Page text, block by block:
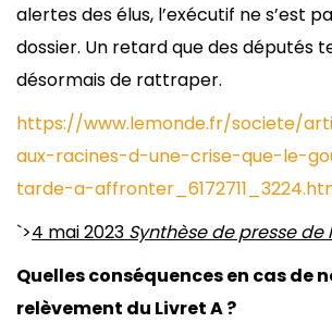
alertes des élus, l’exécutif ne s’est
dossier. Un retard que des députés
désormais de rattraper.
https://www.lemonde.fr/societe/
aux-racines-d-une-crise-que-le-
tarde-a-
`>4 mai 2023 Synthèse de presse de
Quelles conséquences en cas de
relèvement du Livret A ?